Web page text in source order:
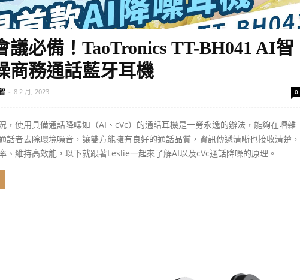
議必備！TaoTronics TT-BH041 AI智
商務通話藍牙耳機
- 8 2 月, 2023 0
，使用具備通話降噪如（AI、cVc）的通話耳機是一勞永逸的辦法，能夠在嘈雜
話者去除環境噪音，讓雙方能擁有良好的通話品質，資訊傳遞清晰也接收清楚，
、維持高效能，以下就跟著Leslie一起來了解AI以及cVc通話降噪的原理。